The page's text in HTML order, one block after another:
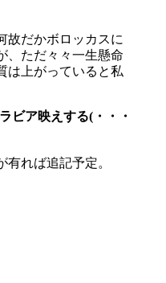
故だかボロッカスに
、ただ々々一生懸命
は上がっていると私
ビア映えする(・・・
れば追記予定。